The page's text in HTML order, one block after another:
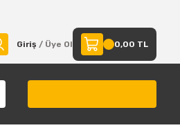
Giriş / Üye Ol 0,00 TL